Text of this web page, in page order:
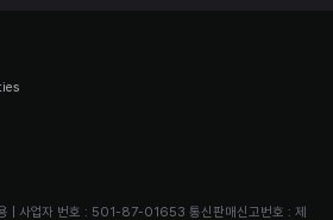
| 사업자 번호 : 501-87-01653 통신판매신고번호 : 제